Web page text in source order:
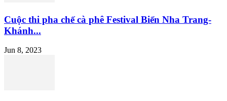
Cuộc thi pha chế cà phê Festival Biển Nha Trang-
Khánh...
Jun 8, 2023